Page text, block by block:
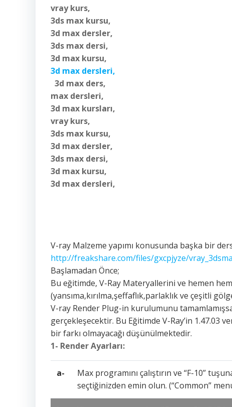
vray kurs,
3ds max kursu,
3d max dersler,
3ds max dersi,
3d max kursu,
3d max dersleri,
3d max ders,
max dersleri,
3d max kursları,
vray kurs,
3ds max kursu,
3d max dersler,
3ds max dersi,
3d max kursu,
3d max dersleri,
V-ray Malzeme yapımı konusunda başka bir
http://freakshare.com/files/gxcpjyze/
Başlamadan Önce;
Bu eğitimde, V-Ray Materyallerini ve hemen
(yansıma,kırılma,şeffaflık,parlaklık ve çeşitli
V-ray Render Plug-in kurulumunu
gerçekleşecektir. Bu Eğitimde V-Ray’in 1.47.03
bir farkı olmayacağı düşünülmektedir.
1- Render Ayarları:
a-
Max programını çalıştırın ve “F-10”
seçtiğinizden emin olun. (“Common”